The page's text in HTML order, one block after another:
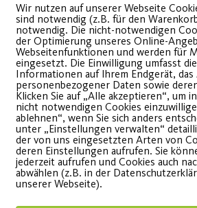
Turnier
03.04.22
und Spaß im Team,
auch ohne
Wir nutzen auf unserer Webseite
sind notwendig (z.B. für den
notwendig. Die nicht-notwendigen
der Optimierung unseres Online-
Webseitenfunktionen und werden für
eingesetzt. Die Einwilligung umfasst
Informationen auf Ihrem Endgerät, das
personenbezogener Daten sowie
Klicken Sie auf „Alle akzeptieren“, um
nicht notwendigen Cookies
ablehnen“, wenn Sie sich anders
unter „Einstellungen verwalten“
der von uns eingesetzten Arten von
deren Einstellungen aufrufen. Sie
jederzeit aufrufen und Cookies auch
abwählen (z.B. in der
unserer Webseite).